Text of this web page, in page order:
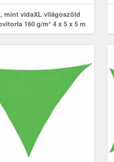
mint vidaXL világoszöld
160 g/m² 4 x 5 x 5 m